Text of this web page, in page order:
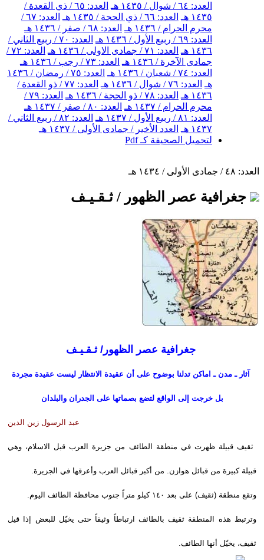
العدد: ٦٤ / شوال / ١٤٣٥ هـ
العدد: ٦٥ / ذي القعدة /
١٤٣٥ هـ
العدد: ٦٦ / ذي الحجة / ١٤٣٥ هـ
العدد: ٦٧ /
محرم الحرام / ١٤٣٦ هـ
العدد: ٦٨ / صفر / ١٤٣٦ هـ
العدد: ٦٩ / ربيع الأول / ١٤٣٦ هـ
العدد: ٧٠ / ربيع الثاني /
١٤٣٦ هـ
العدد: ٧١ / جمادى الاولى / ١٤٣٦ هـ
العدد: ٧٢ /
جمادى الآخرة / ١٤٣٦ هـ
العدد: ٧٣ / رجب / ١٤٣٦ هـ
العدد: ٧٤ / شعبان / ١٤٣٦ هـ
العدد: ٧٥ / رمضان / ١٤٣٦
هـ العدد: ٧٦ / شوال / ١٤٣٦ هـ
العدد: ٧٧ / ذو القعدة /
١٤٣٦ هـ
العدد: ٧٨ / ذو الحجة / ١٤٣٦ هـ
العدد: ٧٩ /
محرم الحرام / ١٤٣٧ هـ
العدد: ٨٠ / صفر / ١٤٣٧ هـ
العدد: ٨١ / ربيع الأول / ١٤٣٧ هـ
العدد: ٨٢ / ربيع الثاني /
١٤٣٧ هـ
العدد الأخير / جمادى الأولى / ١٤٣٧ هـ
لتحميل الصحيفة كـ Pdf
العدد: ٤٨ / جمادى الأولى / ١٤٣٤ هـ
جغرافية عصر الظهور / ثـقـيـف
جغرافية عصر الظهور/ ثـقـيـف
آثار ـ مدن ـ اماكن تدلنا بوضوح على أن عقيدة الانتظار ليست عقيدة مجردة
بل خرجت إلى الواقع لتضع بصماتها على الجدران والبلدان
عبد الرسول زين الدين
ثقيف قبيلة ظهرت في منطقة الطائف من جزيرة العرب قبل الاسلام، وهي
قبيلة كبيرة من قبائل هوازن. من أكبر قبائل العرب وأعرقها في الجزيرة.
وتقع منطقة (ثقيف) على بعد ١٤٠ كيلو متراً جنوب محافظة الطائف اليوم.
وترتبط هذه المنطقة ثقيف بالطائف ارتباطاً وثيقاً حتى يخيّل للبعض إذا قيل
ثقيف، يخيّل أنها الطائف.